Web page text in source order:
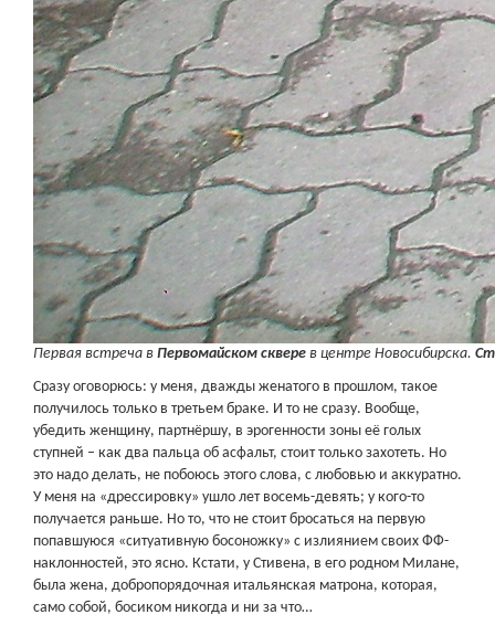
Первая встреча в Первомайском сквере в центре Новосибирска.
Сразу оговорюсь: у меня, дважды женатого в прошлом, такое
получилось только в третьем браке. И то не сразу. Вообще,
убедить женщину, партнёршу, в эрогенности зоны её голых
ступней – как два пальца об асфальт, стоит только захотеть. Но
это надо делать, не побоюсь этого слова, с любовью и аккуратно.
У меня на «дрессировку» ушло лет восемь-девять; у кого-то
получается раньше. Но то, что не стоит бросаться на первую
попавшуюся «ситуативную босоножку» с излиянием своих ФФ-
наклонностей, это ясно. Кстати, у Стивена, в его родном Милане,
была жена, добропорядочная итальянская матрона, которая,
само собой, босиком никогда и ни за что…